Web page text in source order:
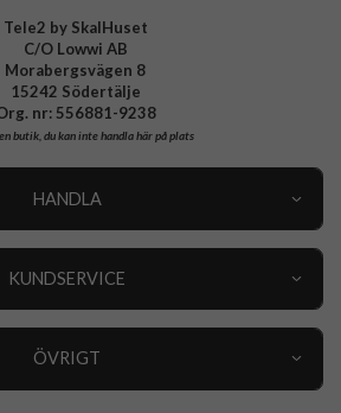
Tele2 by SkalHuset
C/O Lowwi AB
Morabergsvägen 8
15242 Södertälje
nr: 556881-9238
butik, du kan inte handla här på plats
HANDLA
KUNDSERVICE
ÖVRIGT